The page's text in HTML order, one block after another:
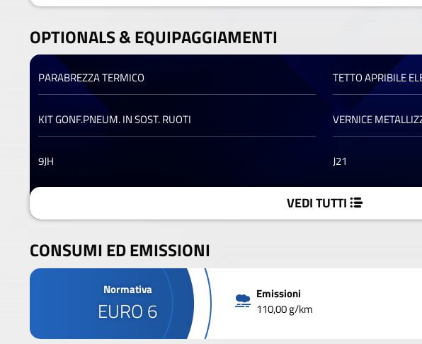
OPTIONALS &EQUIPAGGIAMENTI
PARABREZZA TERMICO TETTO APRIBILE
KIT GONF.PNEUM. IN SOST. RUOTI VERNICE
9JH J21
VEDI TUTTI
CONSUMI ED EMISSIONI
Normativa
EURO 6
Emissioni
110,00 g/km